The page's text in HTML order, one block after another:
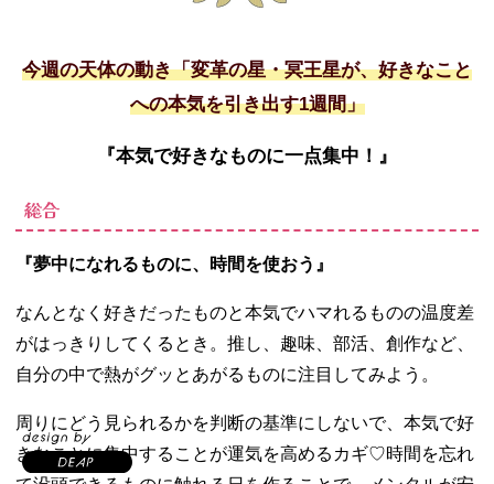
今週の天体の動き「変革の星・冥王星が、好きなこと
への本気を引き出す1週間」
『本気で好きなものに一点集中！』
総合
『夢中になれるものに、時間を使おう』
なんとなく好きだったものと本気でハマれるものの温度差
がはっきりしてくるとき。推し、趣味、部活、創作など、
自分の中で熱がグッとあがるものに注目してみよう。
周りにどう見られるかを判断の基準にしないで、本気で好
きなことに集中することが運気を高めるカギ♡時間を忘れ